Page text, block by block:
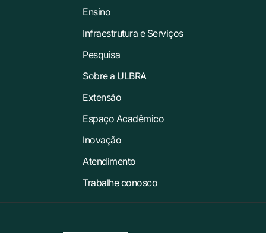
Ensino
Infraestrutura e Serviços
Pesquisa
Sobre a ULBRA
Extensão
Espaço Acadêmico
Inovação
Atendimento
Trabalhe conosco